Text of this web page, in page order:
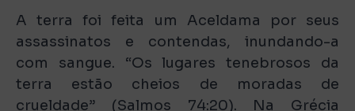
A terra foi feita um Aceldama por seus
assassinatos e contendas, inundando-a
com sangue. “Os lugares tenebrosos da
terra estão cheios de moradas de
crueldade” (Salmos 74:20). Na Grécia